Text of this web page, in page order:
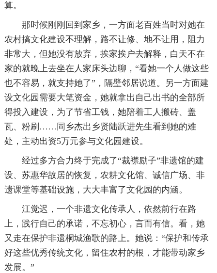
算。
那时候刚刚回到家乡，一方面老百姓当时对她在
农村搞文化建设不理解，路不让修、地不让用，阻力
非常大，但她没有放弃，挨家挨户去解释，白天不在
家的就晚上去坐在人家床头边聊，“看她一个人做这些
也不容易，就支持她了”，隔壁邻居说道。另一方面建
设文化园需要大笔资金，她就拿出自己出书的全部所
得投入建设，为了节省工钱，她陪着工人搬砖、盖
瓦、粉刷……同乡杰出乡贤陆跃进先生看到她的难
处，主动出资5万元参与文化园建设。
经过多方合力终于完成了“裁襟励子”非遗馆的建
设、苏惠华故居的恢复，农耕文化馆、诚信广场、非
遗课堂等基础设施，大大丰富了文化园的内涵。
江觉迟，一个非遗文化传承人，依然前行在路
上，践行自己的承诺，不忘初心，言而有信。看，她
又走在保护非遗桐城渔歌的路上。她说：“保护和传承
好这些优秀传统文化，留住农村的根，才能带动家乡
发展。”